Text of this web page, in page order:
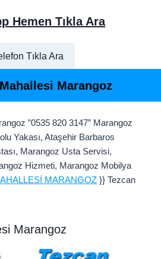
Hemen Tıkla Ara
Tıkla Ara
Marangoz
”0535 820 3147” Marangoz
Yakası, Ataşehir Barbaros
Marangoz Usta Servisi,
Hizmeti, Marangoz Mobilya
MARANGOZ }} Tezcan
Marangoz